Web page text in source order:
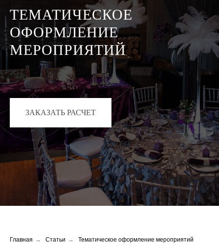
ТЕМАТИЧЕСКОЕ
ОФОРМЛЕНИЕ
МЕРОПРИЯТИЙ
ЗАКАЗАТЬ РАСЧЕТ
Главная → Статьи → Тематическое оформление мероприятий